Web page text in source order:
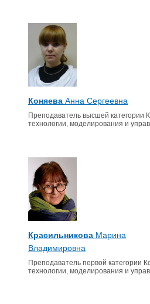
Коняева Анна Сергеевна
Преподаватель высшей категории
технологии, моделирования и
Красильникова Марина
Владимировна
Преподаватель первой категории
технологии, моделирования и